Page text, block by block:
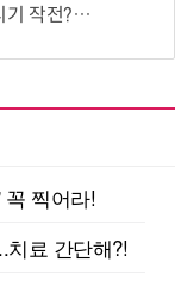
고 감정 매매?